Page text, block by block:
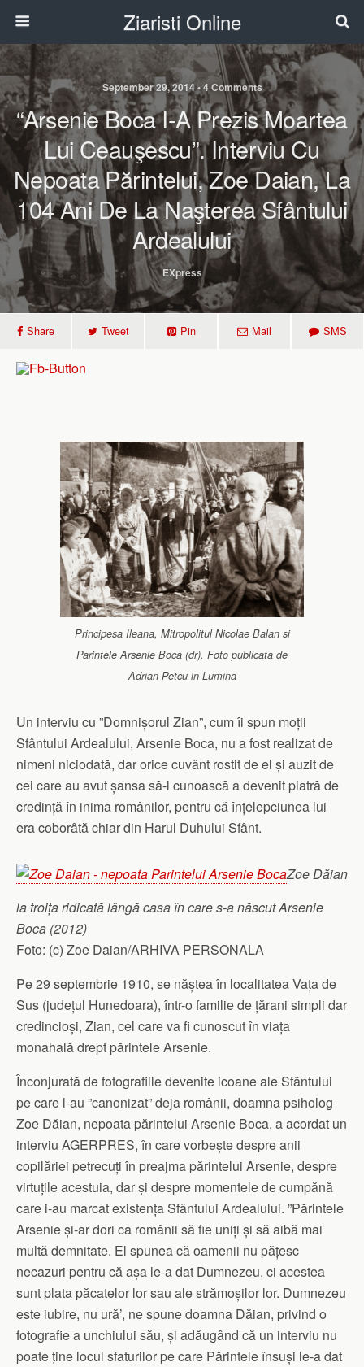
Ziaristi Online
September 29, 2014 • 4 Comments
“Arsenie Boca I-A Prezis Moartea
Lui Ceauşescu”. Interviu Cu
Nepoata Părintelui, Zoe Daian, La
104 Ani De La Naşterea Sfântului
Ardealului
EXpress
Share Tweet Pin Mail SMS
Principesa Ileana, Mitropolitul Nicolae Balan si
Parintele Arsenie Boca (dr). Foto publicata de
Adrian Petcu in Lumina
Un interviu cu ”Domnișorul Zian”, cum îi spun moții
Sfântului Ardealului, Arsenie Boca, nu a fost realizat de
nimeni niciodată, dar orice cuvânt rostit de el și auzit de
cei care au avut șansa să-l cunoască a devenit piatră de
credință în inima românilor, pentru că înțelepciunea lui
era coborâtă chiar din Harul Duhului Sfânt.
Zoe Dăian
la troița ridicată lângă casa în care s-a născut Arsenie
Boca (2012)
Foto: (c) Zoe Daian/ARHIVA PERSONALA
Pe 29 septembrie 1910, se năștea în localitatea Vața de
Sus (județul Hunedoara), într-o familie de țărani simpli dar
credincioși, Zian, cel care va fi cunoscut în viața
monahală drept părintele Arsenie.
Înconjurată de fotografiile devenite icoane ale Sfântului
pe care l-au ”canonizat” deja românii, doamna psiholog
Zoe Dăian, nepoata părintelui Arsenie Boca, a acordat un
interviu AGERPRES, în care vorbește despre anii
copilăriei petrecuți în preajma părintelui Arsenie, despre
virtuțile acestuia, dar și despre momentele de cumpănă
care i-au marcat existența Sfântului Ardealului. ”Părintele
Arsenie și-ar dori ca românii să fie uniți și să aibă mai
multă demnitate. El spunea că oamenii nu pățesc
necazuri pentru că așa le-a dat Dumnezeu, ci acestea
sunt plata păcatelor lor sau ale strămoșilor lor. Dumnezeu
este iubire, nu ură’, ne spune doamna Dăian, privind o
fotografie a unchiului său, și adăugând că un interviu nu
poate ține locul sfaturilor pe care Părintele însuși le-a dat